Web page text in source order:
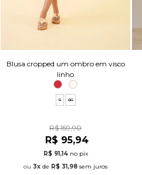
Blusa cropped um ombro em visco
linho
G GG
R$ 159,90
R$ 95,94
R$ 91,14 no pix
3x de R$ 31,98 sem juros